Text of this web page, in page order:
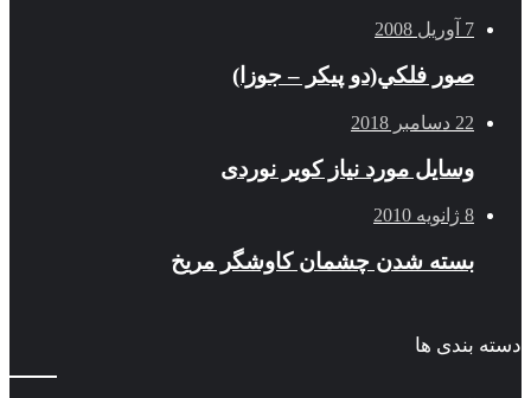
7 آوریل 2008
صور فلكي(دو پیکر – جوزا)
22 دسامبر 2018
وسایل مورد نیاز کویر نوردی
8 ژانویه 2010
بسته شدن چشمان کاوشگر مريخ
دسته بندی ها